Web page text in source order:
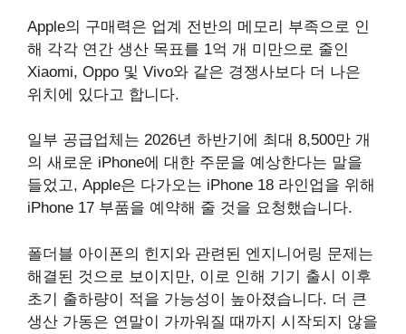
Apple의 구매력은 업계 전반의 메모리 부족으로 인
해 각각 연간 생산 목표를 1억 개 미만으로 줄인
Xiaomi, Oppo 및 Vivo와 같은 경쟁사보다 더 나은
위치에 있다고 합니다.
일부 공급업체는 2026년 하반기에 최대 8,500만 개
의 새로운 iPhone에 대한 주문을 예상한다는 말을
들었고, Apple은 다가오는 iPhone 18 라인업을 위해
iPhone 17 부품을 예약해 줄 것을 요청했습니다.
폴더블 아이폰의 힌지와 관련된 엔지니어링 문제는
해결된 것으로 보이지만, 이로 인해 기기 출시 이후
초기 출하량이 적을 가능성이 높아졌습니다. 더 큰
생산 가동은 연말이 가까워질 때까지 시작되지 않을